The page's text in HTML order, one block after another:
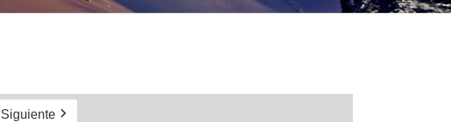
Siguiente